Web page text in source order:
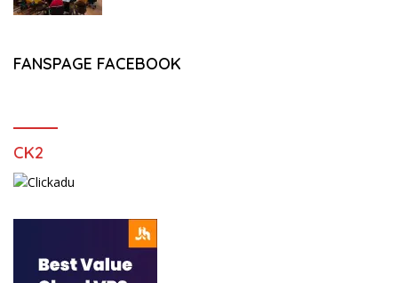
FANSPAGE FACEBOOK
CK2